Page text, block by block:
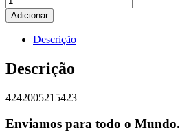
Adicionar
Descrição
Descrição
4242005215423
Enviamos para todo o Mundo.